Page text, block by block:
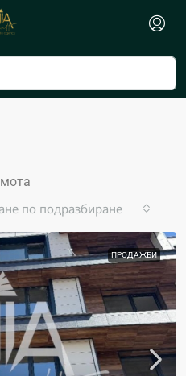
по подразбиране
ПРОДАЖБИ